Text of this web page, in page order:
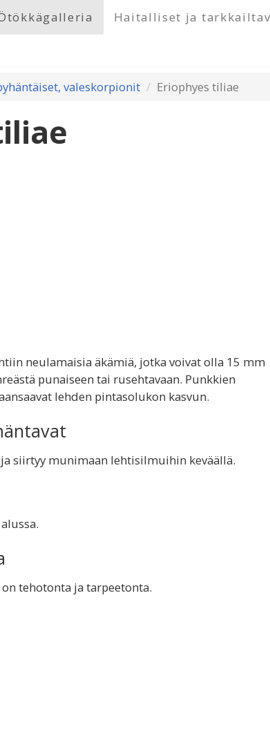
Haitalliset ja
valeskorpionit Eriophyes tiliae
neulamaisia äkämiä, jotka voivat olla 15 mm
punaiseen tai rusehtavaan. Punkkien
lehden pintasolukon kasvun.
siirtyy munimaan lehtisilmuihin keväällä.
tehotonta ja tarpeetonta.